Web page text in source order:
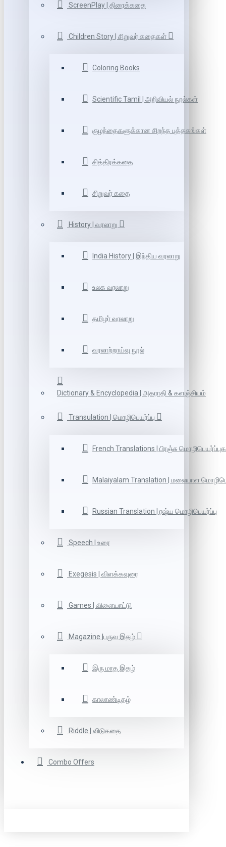
ScreenPlay | திரைக்கதை
Children Story | சிறுவர் கதைகள்
Coloring Books
Scientific Tamil | அறிவியல் நூல்கள்
குழந்தைகளுக்கான சிறந்த புத்தகங்கள்
சித்திரக்கதை
சிறுவர் கதை
History | வரலாறு
India History | இந்திய வரலாறு
உலக வரலாறு
தமிழர் வரலாறு
வரலாற்றாய்வு நூல்
Dictionary & Encyclopedia | அகராதி & களஞ்சியம்
Transulation | மொழிபெயர்ப்பு
French Translations | பிரஞ்சு
Malaiyalam Translation | மலையாள
Russian Translation | ரஷ்ய மொழிபெயர்ப்பு
Speech | உரை
Exegesis | விளக்கவுரை
Games | விளையாட்டு
Magazine |பருவ இதழ்
இரு மாத இதழ்
காலாண்டிதழ்
Riddle | விடுகதை
Combo Offers